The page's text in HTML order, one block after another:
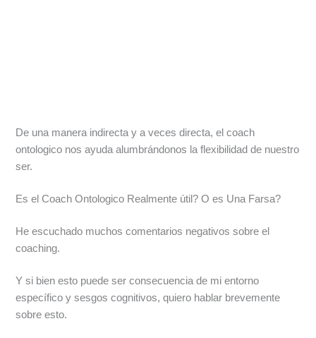
De una manera indirecta y a veces directa, el coach
ontologico nos ayuda alumbrándonos la flexibilidad de nuestro
ser.
Es el Coach Ontologico Realmente útil? O es Una Farsa?
He escuchado muchos comentarios negativos sobre el
coaching.
Y si bien esto puede ser consecuencia de mi entorno
específico y sesgos cognitivos, quiero hablar brevemente
sobre esto.